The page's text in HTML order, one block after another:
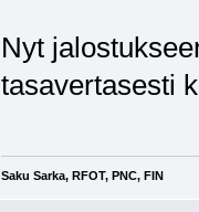
Nyt
tasavertasesti
Saku Sarka, RFOT, PNC, FIN